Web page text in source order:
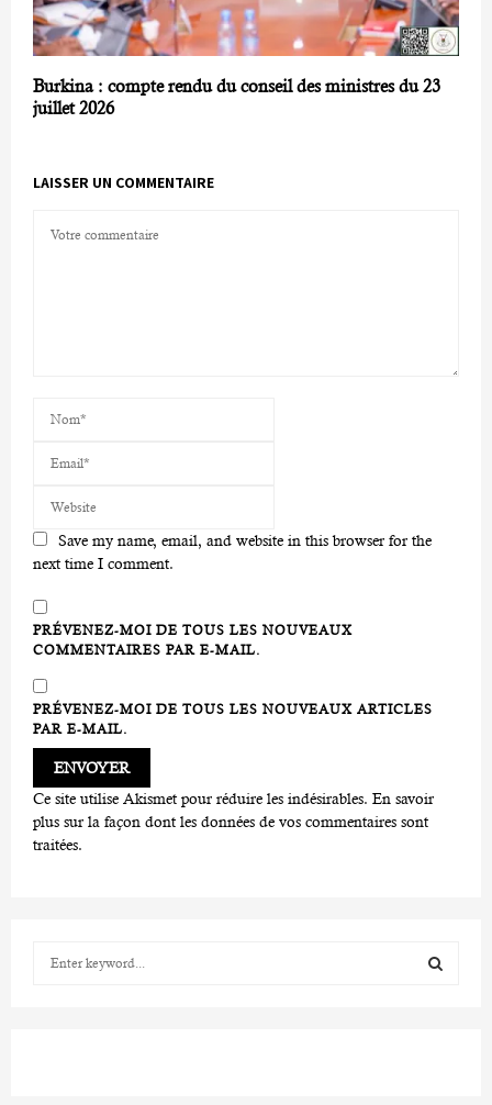
Burkina : compte rendu du conseil des ministres du 23
juillet 2026
LAISSER UN COMMENTAIRE
Save my name, email, and website in this browser for the
next time I comment.
PRÉVENEZ-MOI DE TOUS LES NOUVEAUX
COMMENTAIRES PAR E-MAIL.
PRÉVENEZ-MOI DE TOUS LES NOUVEAUX ARTICLES
PAR E-MAIL.
Ce site utilise Akismet pour réduire les indésirables. En savoir
plus sur la façon dont les données de vos commentaires sont
traitées.